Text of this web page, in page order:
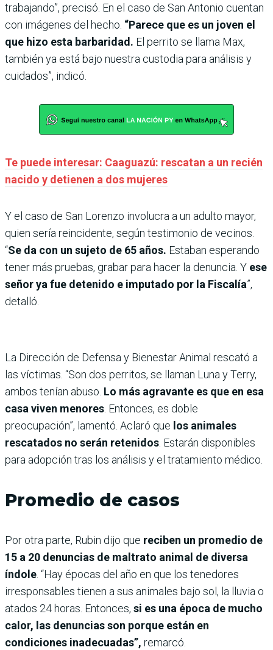
trabajando”, precisó. En el caso de San Antonio cuentan
con imágenes del hecho. “Parece que es un joven el
que hizo esta barbaridad. El perrito se llama Max,
también ya está bajo nuestra custodia para análisis y
cuidados”, indicó.
Te puede interesar: Caaguazú: rescatan a un recién
nacido y detienen a dos mujeres
Y el caso de San Lorenzo involucra a un adulto mayor,
quien sería reincidente, según testimonio de vecinos.
“Se da con un sujeto de 65 años. Estaban esperando
tener más pruebas, grabar para hacer la denuncia. Y ese
señor ya fue detenido e imputado por la Fiscalía”,
detalló.
La Dirección de Defensa y Bienestar Animal rescató a
las víctimas. “Son dos perritos, se llaman Luna y Terry,
ambos tenían abuso. Lo más agravante es que en esa
casa viven menores. Entonces, es doble
preocupación”, lamentó. Aclaró que los animales
rescatados no serán retenidos. Estarán disponibles
para adopción tras los análisis y el tratamiento médico.
Promedio de casos
Por otra parte, Rubin dijo que reciben un promedio de
15 a 20 denuncias de maltrato animal de diversa
índole. “Hay épocas del año en que los tenedores
irresponsables tienen a sus animales bajo sol, la lluvia o
atados 24 horas. Entonces, si es una época de mucho
calor, las denuncias son porque están en
condiciones inadecuadas”, remarcó.